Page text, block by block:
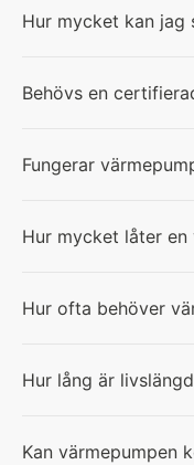
Hur mycket kan jag
Behövs en
Fungerar
Hur mycket låter en
Hur ofta behöver
Hur lång är
Kan värmepumpen